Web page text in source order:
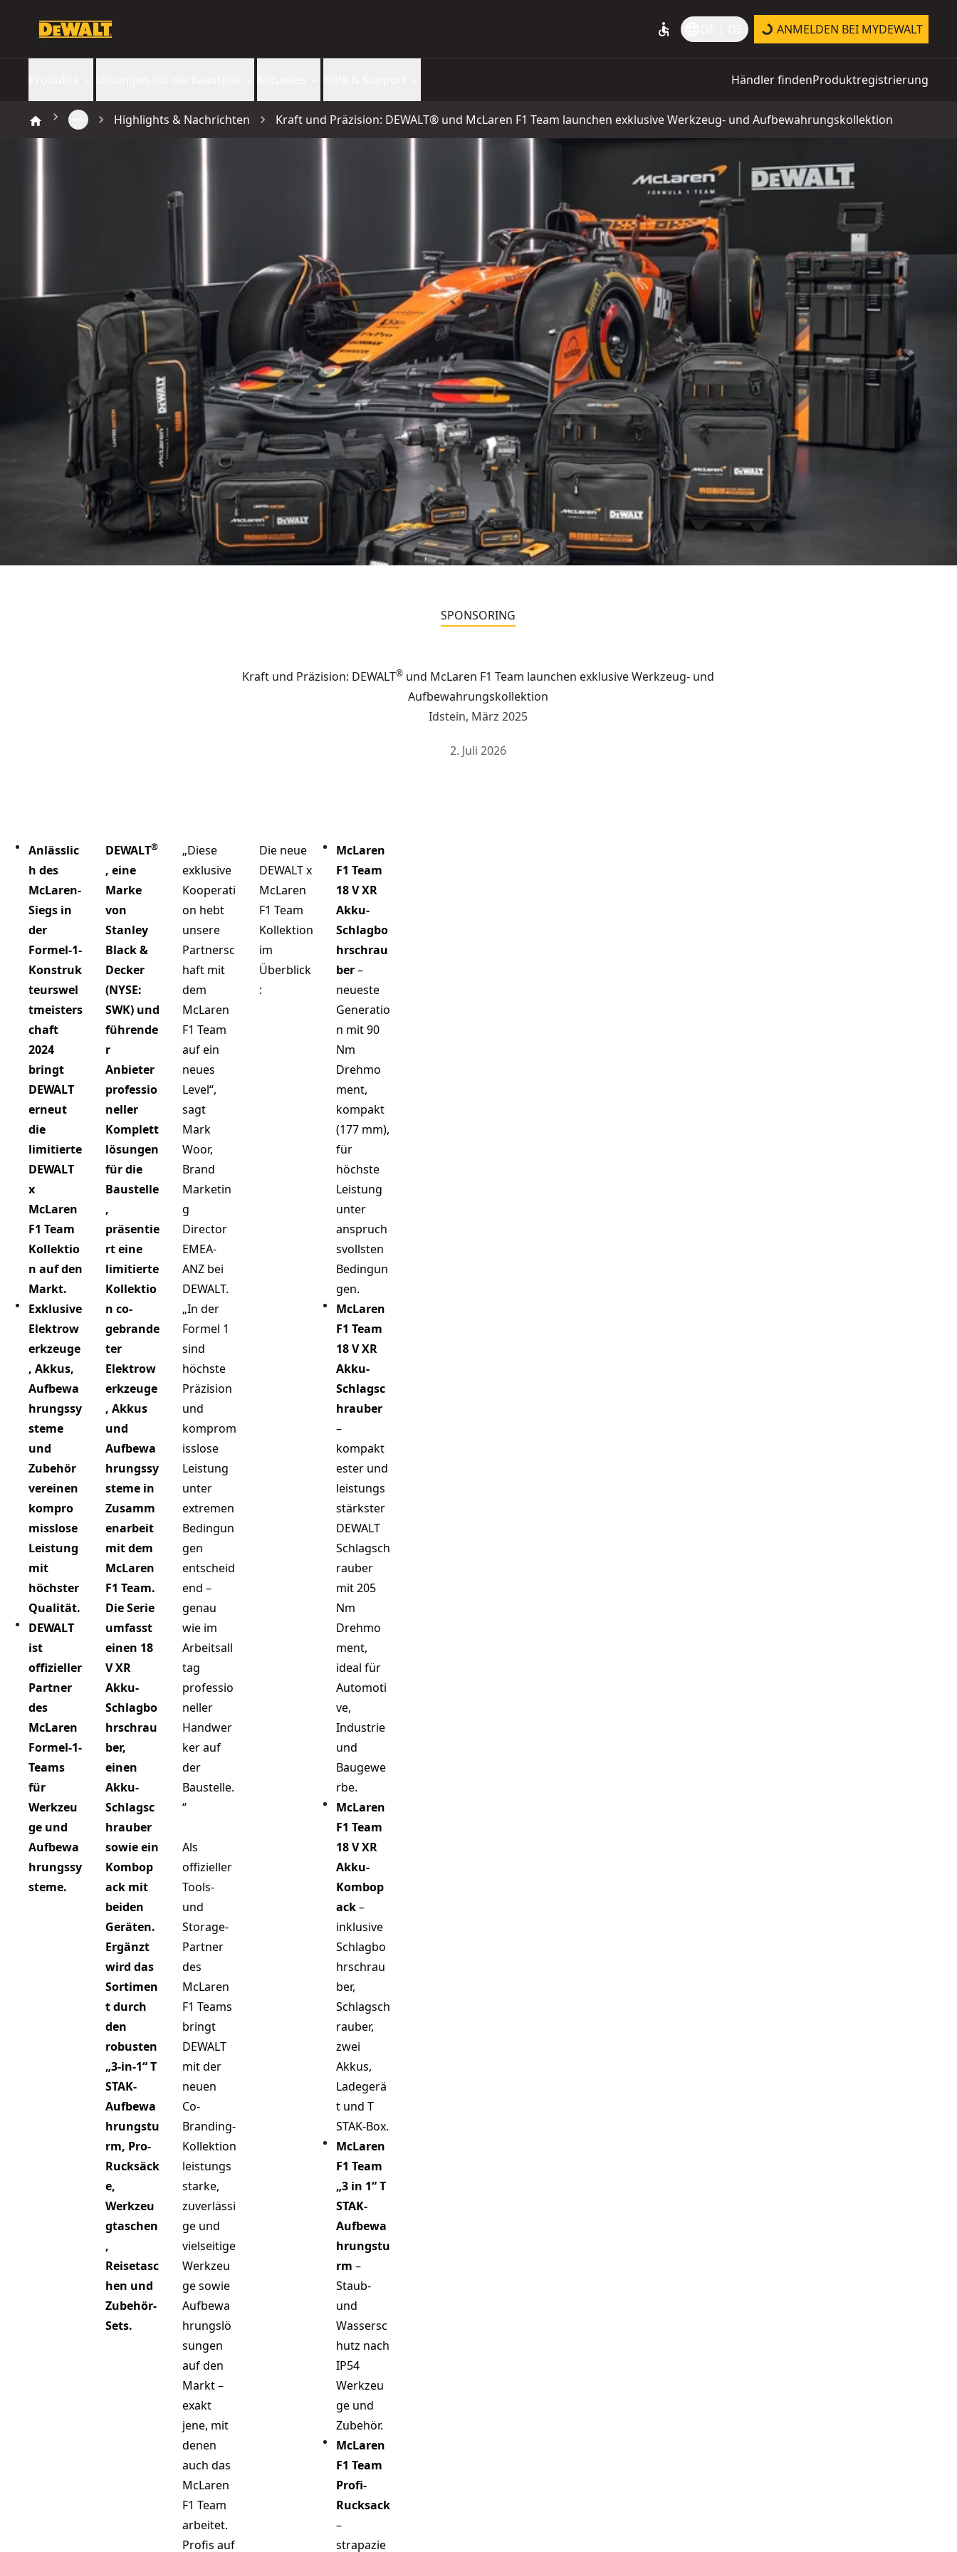
accessible ANMELDEN BEI MYDEWALT
Händler findenProduktregistrierung
Highlights & Nachrichten Kraft und Präzision: DEWALT® und McLaren F1 Team launchen exklusive Werkzeug- und Aufbewahrungskollektion
SPONSORING
Kraft und Präzision: DEWALT® und McLaren F1 Team launchen exklusive Werkzeug- und
Aufbewahrungskollektion
Idstein, März 2025
2. Juli 2026
Anlässlic
h des
McLaren-
Siegs in
der
Formel-1-
Konstruk
teurswel
tmeisters
chaft
2024
bringt
DEWALT
erneut
die
limitierte
DEWALT
x
McLaren
F1 Team
Kollektio
n auf den
Markt.
Exklusive
Elektrow
erkzeuge
, Akkus,
Aufbewa
hrungssy
steme
und
Zubehör
vereinen
kompro
misslose
Leistung
mit
höchster
Qualität.
DEWALT
ist
offizieller
Partner
des
McLaren
Formel-1-
Teams
für
Werkzeu
ge und
Aufbewa
hrungssy
steme.
DEWALT®
, eine
Marke
von
Stanley
Black &
Decker
(NYSE:
SWK) und
führende
r
Anbieter
professio
neller
Komplett
lösungen
für die
Baustelle
,
präsentie
rt eine
limitierte
Kollektio
n co-
gebrande
ter
Elektrow
erkzeuge
, Akkus
und
Aufbewa
hrungssy
steme in
Zusamm
enarbeit
mit dem
McLaren
F1 Team.
Die Serie
umfasst
einen 18
V XR
Akku-
Schlagbo
hrschrau
ber,
einen
Akku-
Schlagsc
hrauber
sowie ein
Kombop
ack mit
beiden
Geräten.
Ergänzt
wird das
Sortimen
t durch
den
robusten
„3-in-1“ T
STAK-
Aufbewa
hrungstu
rm, Pro-
Rucksäck
e,
Werkzeu
gtaschen
,
Reisetasc
hen und
Zubehör-
Sets.
„Diese
exklusive
Kooperati
on hebt
unsere
Partnersc
haft mit
dem
McLaren
F1 Team
auf ein
neues
Level“,
sagt
Mark
Woor,
Brand
Marketin
g
Director
EMEA-
ANZ bei
DEWALT.
„In der
Formel 1
sind
höchste
Präzision
und
komprom
isslose
Leistung
unter
extremen
Bedingun
gen
entscheid
end –
genau
wie im
Arbeitsall
tag
professio
neller
Handwer
ker auf
der
Baustelle.
“
Als
offizieller
Tools-
und
Storage-
Partner
des
McLaren
F1 Teams
bringt
DEWALT
mit der
neuen
Co-
Branding-
Kollektion
leistungs
starke,
zuverlässi
ge und
vielseitige
Werkzeu
ge sowie
Aufbewa
hrungslö
sungen
auf den
Markt –
exakt
jene, mit
denen
auch das
McLaren
F1 Team
arbeitet.
Profis auf
Die neue
DEWALT x
McLaren
F1 Team
Kollektion
im
Überblick
:
McLaren
F1 Team
18 V XR
Akku-
Schlagbo
hrschrau
ber–
neueste
Generatio
n mit 90
Nm
Drehmo
ment,
kompakt
(177 mm),
für
höchste
Leistung
unter
anspruch
svollsten
Bedingun
gen.
McLaren
F1 Team
18 V XR
Akku-
Schlagsc
hrauber
–
kompakt
ester und
leistungs
stärkster
DEWALT
Schlagsch
rauber
mit 205
Nm
Drehmo
ment,
ideal für
Automoti
ve,
Industrie
und
Baugewe
rbe.
McLaren
F1 Team
18 V XR
Akku-
Kombop
ack–
inklusive
Schlagbo
hrschrau
ber,
Schlagsch
rauber,
zwei
Akkus,
Ladegerä
t und T
STAK-Box.
McLaren
F1 Team
„3 in 1“ T
STAK-
Aufbewa
hrungstu
rm –
Staub-
und
Wassersc
hutz nach
IP54
Werkzeu
ge und
Zubehör.
McLaren
F1 Team
Profi-
Rucksack
–
strapazie